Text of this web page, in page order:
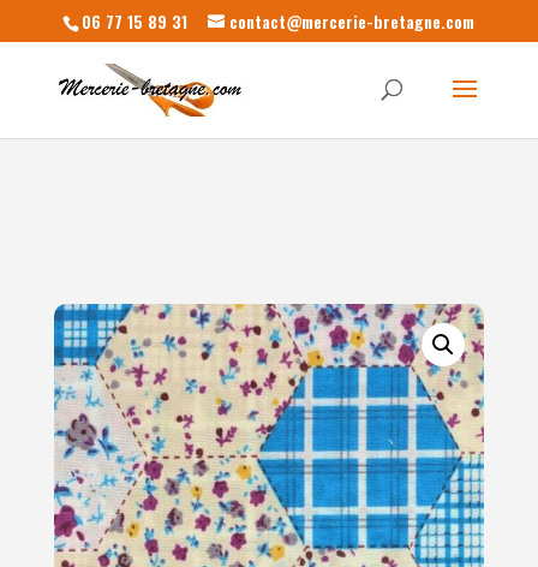
06 77 15 89 31 contact@mercerie-bretagne.com